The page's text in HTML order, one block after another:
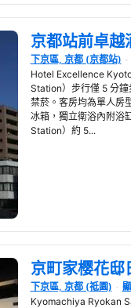
京都站前卓越
在新視窗開啟
下京區, 京都 (京都站)
Hotel Excellence
Station）步行僅 5 分
禁菸。客房均為單人房
冰箱，獨立衛浴內附浴
Station）約 5...
京町家樱花邸
在新視窗開啟
下京區, 京都 (祗園)
Kyomachiya Ryokan